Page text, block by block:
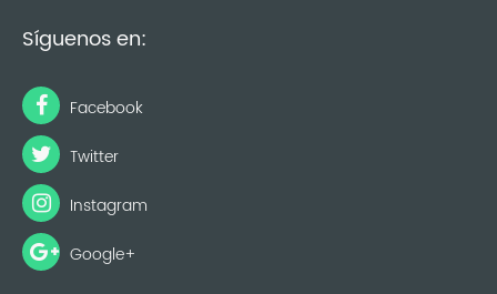
Síguenos en:
Facebook
Twitter
Instagram
Google+